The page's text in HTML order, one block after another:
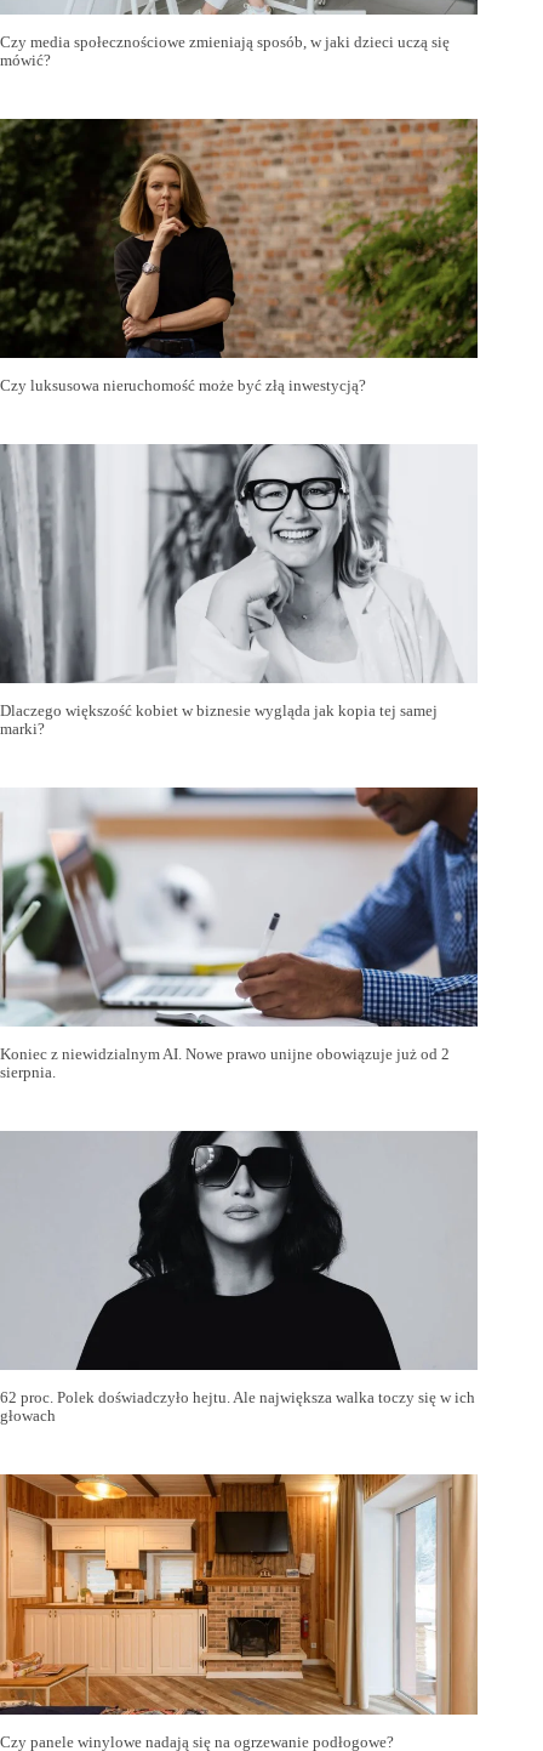
Czy media społecznościowe zmieniają sposób, w jaki dzieci uczą się
mówić?
Czy luksusowa nieruchomość może być złą inwestycją?
Dlaczego większość kobiet w biznesie wygląda jak kopia tej samej
marki?
Koniec z niewidzialnym AI. Nowe prawo unijne obowiązuje już od 2
sierpnia.
62 proc. Polek doświadczyło hejtu. Ale największa walka toczy się w ich
głowach
Czy panele winylowe nadają się na ogrzewanie podłogowe?